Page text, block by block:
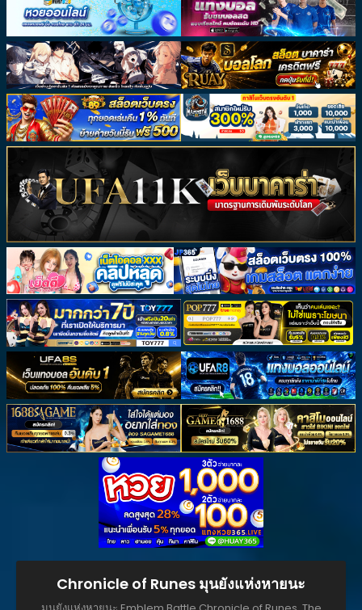
Chronicle of Runes มุนยังแห่งหายนะ